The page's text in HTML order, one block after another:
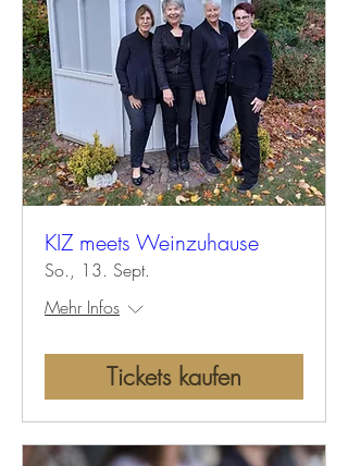
KIZ meets Weinzuhause
So., 13. Sept.
Mehr Infos
Tickets kaufen